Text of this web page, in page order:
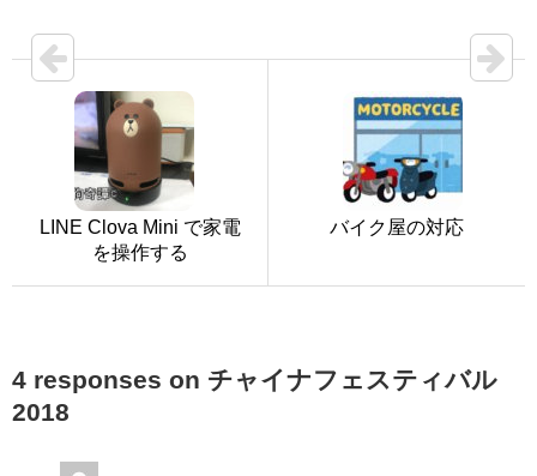
LINE Clova Mini で家電
を操作する
バイク屋の対応
4 responses on チャイナフェスティバル
2018